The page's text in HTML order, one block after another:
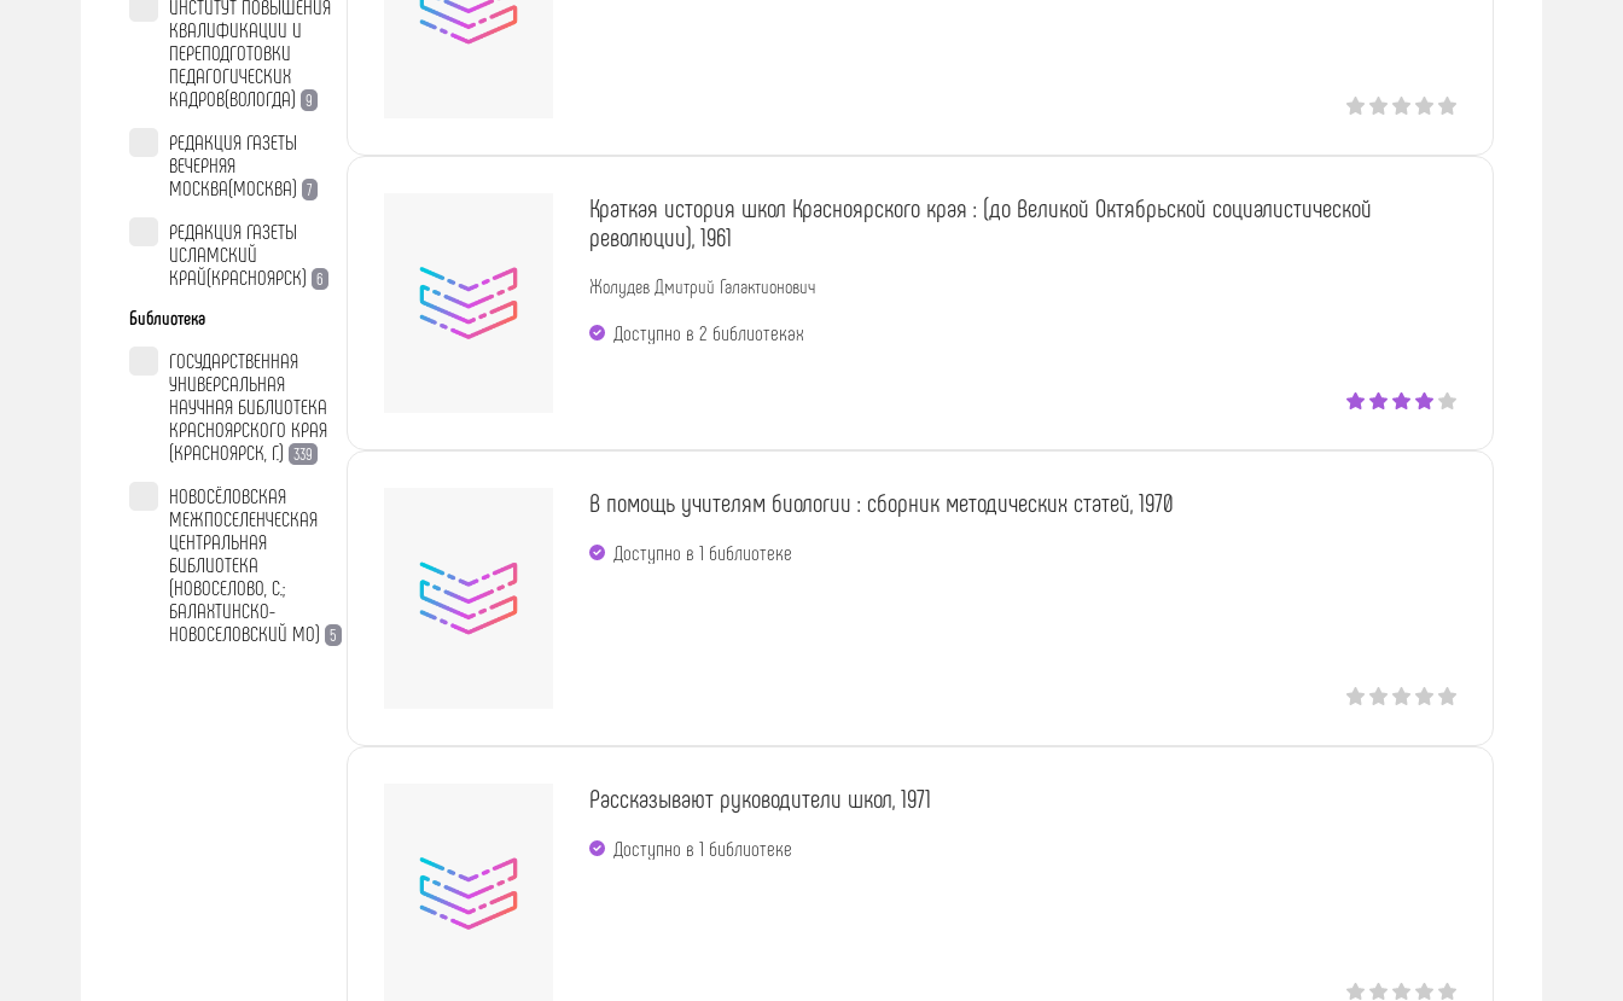
ИНСТИТУТ ПОВЫШЕНИЯ
КВАЛИФИКАЦИИ И
ПЕРЕПОДГОТОВКИ
ПЕДАГОГИЧЕСКИХ
КАДРОВ(ВОЛОГДА) 9
РЕДАКЦИЯ ГАЗЕТЫ
ВЕЧЕРНЯЯ
МОСКВА(МОСКВА) 7
РЕДАКЦИЯ ГАЗЕТЫ
ИСЛАМСКИЙ
КРАЙ(КРАСНОЯРСК) 6
Библиотека
ГОСУДАРСТВЕННАЯ
УНИВЕРСАЛЬНАЯ
НАУЧНАЯ БИБЛИОТЕКА
КРАСНОЯРСКОГО КРАЯ
(КРАСНОЯРСК, Г.) 339
НОВОСЁЛОВСКАЯ
МЕЖПОСЕЛЕНЧЕСКАЯ
ЦЕНТРАЛЬНАЯ
БИБЛИОТЕКА
(НОВОСЕЛОВО, С.;
БАЛАХТИНСКО-
НОВОСЕЛОВСКИЙ МО) 5
Краткая история школ Красноярского края : (до Великой Октябрьской социалистической
революции), 1961
Жолудев Дмитрий Галактионович
Доступно в 2 библиотеках
В помощь учителям биологии : сборник методических статей, 1970
Доступно в 1 библиотекe
Рассказывают руководители школ, 1971
Доступно в 1 библиотекe